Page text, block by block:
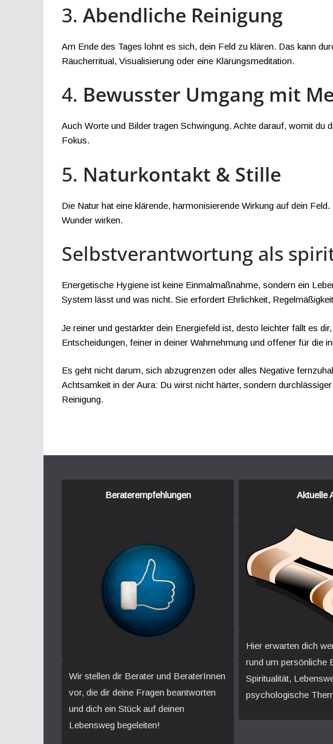
3. Abendliche Reinigung
Am Ende des Tages lohnt es sich, dein Feld zu klären. Das kann
Räucherritual, Visualisierung oder eine Klärungsmeditation.
4. Bewusster Umgang mit
Auch Worte und Bilder tragen Schwingung. Achte darauf, womit
Fokus.
5. Naturkontakt & Stille
Die Natur hat eine klärende, harmonisierende Wirkung auf dein
Wunder wirken.
Selbstverantwortung als
Energetische Hygiene ist keine Einmalmaßnahme, sondern ein
System lässt und was nicht. Sie erfordert Ehrlichkeit,
Je reiner und gestärkter dein Energiefeld ist, desto leichter fällt es
Entscheidungen, feiner in deiner Wahrnehmung und offener für die
Es geht nicht darum, sich abzugrenzen oder alles Negative
Achtsamkeit in der Aura: Du wirst nicht härter, sondern
Reinigung.
Beraterempfehlungen
Wir stellen dir Berater und BeraterInnen
vor, die dir deine Fragen beantworten
und dich ein Stück auf deinen
Lebensweg begeleiten!
Aktuelle
Hier erwarten dich
rund um persönliche
Spiritualität,
psychologische